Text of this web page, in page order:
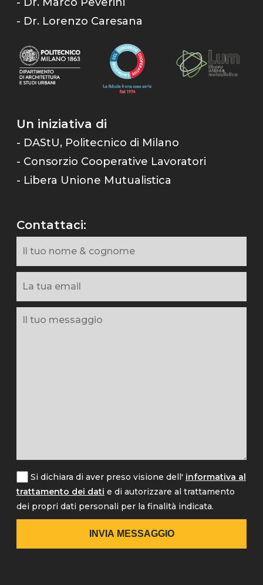
- Dr. Lorenzo Caresana
Un iniziativa di
- DAStU, Politecnico di Milano
- Consorzio Cooperative Lavoratori
- Libera Unione Mutualistica
Contattaci:
Si dichiara di aver preso visione dell' informativa al
trattamento dei dati e di autorizzare al trattamento
dei propri dati personali per la finalità indicata.